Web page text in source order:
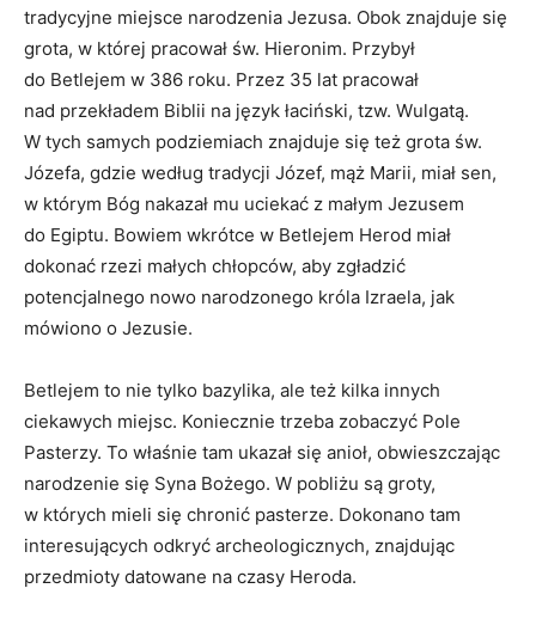
tradycyjne miejsce narodzenia Jezusa. Obok znajduje się
grota, w której pracował św. Hieronim. Przybył
do Betlejem w 386 roku. Przez 35 lat pracował
nad przekładem Biblii na język łaciński, tzw. Wulgatą.
W tych samych podziemiach znajduje się też grota św.
Józefa, gdzie według tradycji Józef, mąż Marii, miał sen,
w którym Bóg nakazał mu uciekać z małym Jezusem
do Egiptu. Bowiem wkrótce w Betlejem Herod miał
dokonać rzezi małych chłopców, aby zgładzić
potencjalnego nowo narodzonego króla Izraela, jak
mówiono o Jezusie.
Betlejem to nie tylko bazylika, ale też kilka innych
ciekawych miejsc. Koniecznie trzeba zobaczyć Pole
Pasterzy. To właśnie tam ukazał się anioł, obwieszczając
narodzenie się Syna Bożego. W pobliżu są groty,
w których mieli się chronić pasterze. Dokonano tam
interesujących odkryć archeologicznych, znajdując
przedmioty datowane na czasy Heroda.